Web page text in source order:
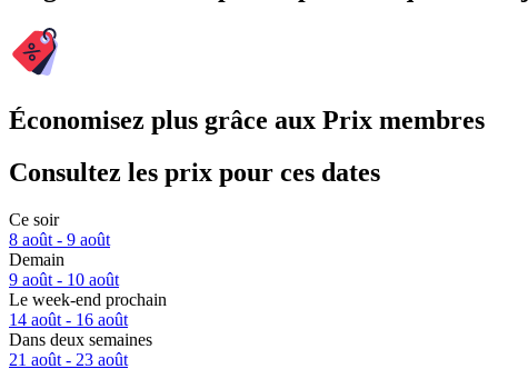
Économisez plus grâce aux Prix membres
Consultez les prix pour ces dates
Ce soir
8 août - 9 août
Demain
9 août - 10 août
Le week-end prochain
14 août - 16 août
Dans deux semaines
21 août - 23 août